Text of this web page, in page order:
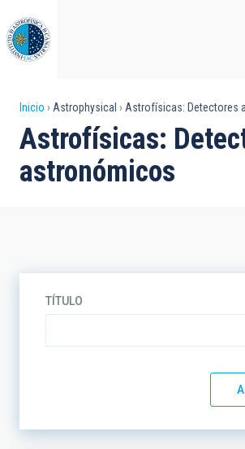
al
contenido
principal
Sobrescribir
enlaces
de
Inicio Astrophysical Astrofísicas: Detectores
Astrofísicas:
astronómicos
TÍTULO